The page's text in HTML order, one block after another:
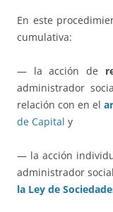
En este
cumulativa:
— la acción de
administrador
relación con en el
de Capital y
— la acción
administrador
la Ley de